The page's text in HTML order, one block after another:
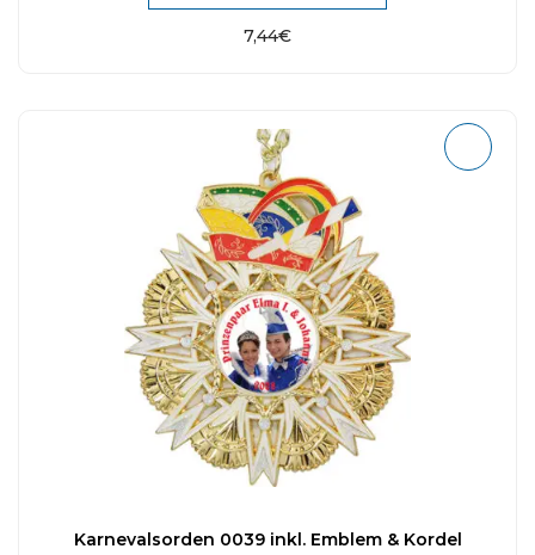
7,44€
Karnevalsorden 0039 inkl. Emblem & Kordel